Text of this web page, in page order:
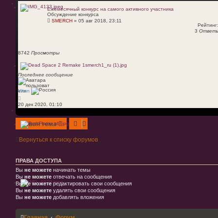
Ежемесячный конкурс на самого активного участника
Обсуждение конкурса
SMERCH » 05 авг 2018, 23:11
3
8742 Просмотры
Последнее сообщение
Viten
20 дек 2020, 01:10
Новая тема
Вернуться к списку форумов
ПРАВА ДОСТУПА
Вы не можете начинать темы
Вы не можете отвечать на сообщения
Выне можетередактировать свои сообщения
Вы не можете удалять свои сообщения
Вы не можете добавлять вложения